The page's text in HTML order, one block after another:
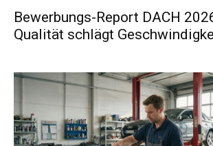
Bewerbungs-Report DACH
Qualität schlägt